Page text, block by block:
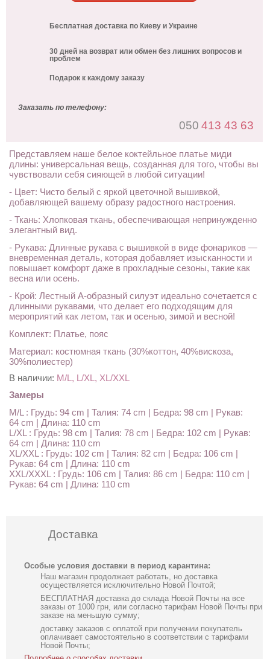
Бесплатная доставка по Киеву и Украине
30 дней на возврат или обмен без лишних вопросов и
проблем
Подарок к каждому заказу
Заказать по телефону:
050 413 43 63
Представляем наше белое коктейльное платье миди
длины: универсальная вещь, созданная для того, чтобы вы
чувствовали себя сияющей в любой ситуации!
- Цвет: Чисто белый с яркой цветочной вышивкой,
добавляющей вашему образу радостного настроения.
- Ткань: Хлопковая ткань, обеспечивающая непринужденно
элегантный вид.
- Рукава: Длинные рукава с вышивкой в ​​виде фонариков —
вневременная деталь, которая добавляет изысканности и
повышает комфорт даже в прохладные сезоны, такие как
весна или осень.
- Крой: Лестный А-образный силуэт идеально сочетается с
длинными рукавами, что делает его подходящим для
мероприятий как летом, так и осенью, зимой и весной!
Комплект: Платье, пояс
Материал: костюмная ткань (30%коттон, 40%вискоза,
30%полиестер)
В наличии: M/L, L/XL, XL/XXL
Замеры
M/L : Грудь: 94 cm | Талия: 74 cm | Бедра: 98 cm | Рукав:
64 cm | Длина: 110 cm
L/XL : Грудь: 98 cm | Талия: 78 cm | Бедра: 102 cm | Рукав:
64 cm | Длина: 110 cm
XL/XXL : Грудь: 102 cm | Талия: 82 cm | Бедра: 106 cm |
Рукав: 64 cm | Длина: 110 cm
XXL/XXXL : Грудь: 106 cm | Талия: 86 cm | Бедра: 110 cm |
Рукав: 64 cm | Длина: 110 cm
Доставка
Особые условия доставки в период карантина:
Наш магазин продолжает работать, но доставка
осуществляется исключительно Новой Почтой;
БЕСПЛАТНАЯ доставка до склада Новой Почты на все
заказы от 1000 грн, или согласно тарифам Новой Почты при
заказе на меньшую сумму;
доставку заказов с оплатой при получении покупатель
оплачивает самостоятельно в соответствии с тарифами
Новой Почты;